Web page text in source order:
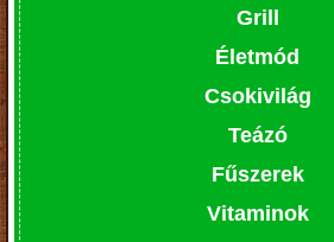
Grill
Életmód
Csokivilág
Teázó
Fűszerek
Vitaminok